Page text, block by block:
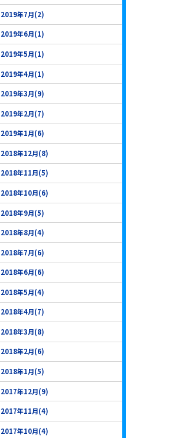
2019年7月(2)
2019年6月(1)
2019年5月(1)
2019年4月(1)
2019年3月(9)
2019年2月(7)
2019年1月(6)
2018年12月(8)
2018年11月(5)
2018年10月(6)
2018年9月(5)
2018年8月(4)
2018年7月(6)
2018年6月(6)
2018年5月(4)
2018年4月(7)
2018年3月(8)
2018年2月(6)
2018年1月(5)
2017年12月(9)
2017年11月(4)
2017年10月(4)